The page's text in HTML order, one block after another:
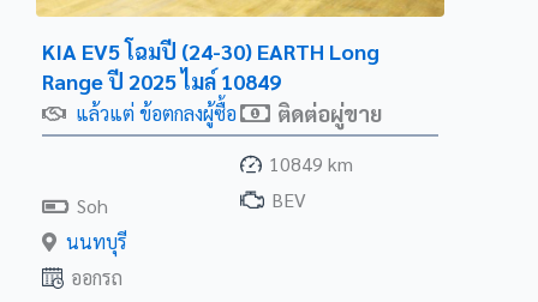
MG Maxus9
MG ZS EV SUV
mg4 electric D
mg4 electric X
ORA Good Cat 400 Pro
ORA Good Cat 400 Tech
ORA Good Cat 500 Ultra
KIA EV5 โฉมปี (24-30) EARTH Long
Range ปี 2025 ไมล์ 10849
แล้วแต่ ข้อตกลงผู้ซื้อ ติดต่อผู่ขาย
10849 km
Soh
BEV
นนทบุรี
ออกรถ